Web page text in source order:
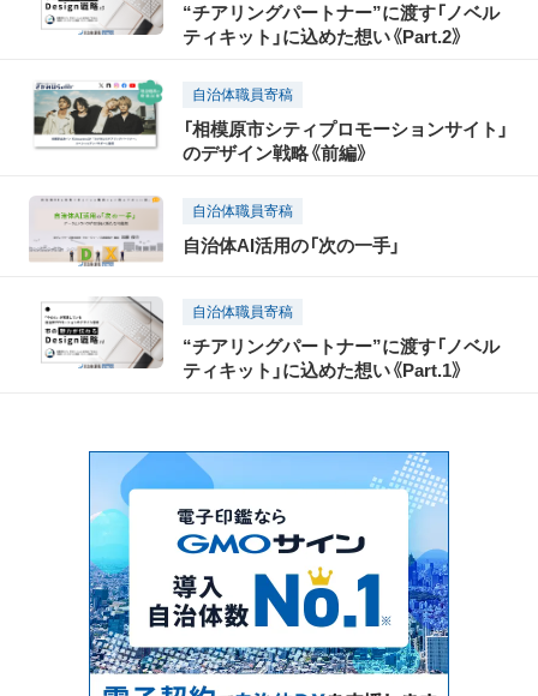
“チアリングパートナー”に渡す「ノベル
ティキット」に込めた想い《Part.2》
自治体職員寄稿
「相模原市シティプロモーションサイト」
のデザイン戦略《前編》
自治体職員寄稿
自治体AI活用の「次の一手」
自治体職員寄稿
“チアリングパートナー”に渡す「ノベル
ティキット」に込めた想い《Part.1》